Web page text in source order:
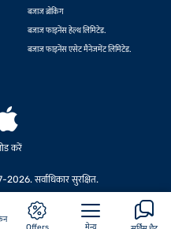
बजाज ब्रोकिंग
बजाज फाइनेंस हेल्थ लिमिटेड.
बजाज फाइनेंस एसेट मैनेजमेंट लिमिटेड.
करें
सर्वाधिकार सुरक्षित.